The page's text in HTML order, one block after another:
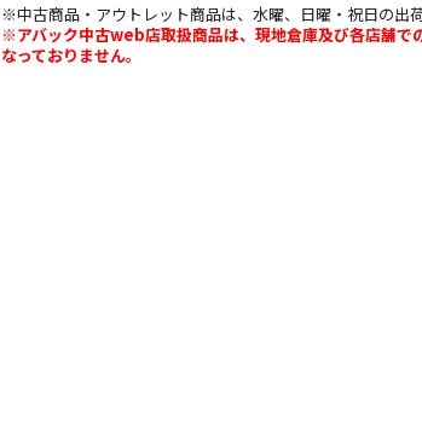
※中古商品・アウトレット商品は、水曜、日曜・祝日の出
※アバック中古web店取扱商品は、現地倉庫及び各店舗で
なっておりません。